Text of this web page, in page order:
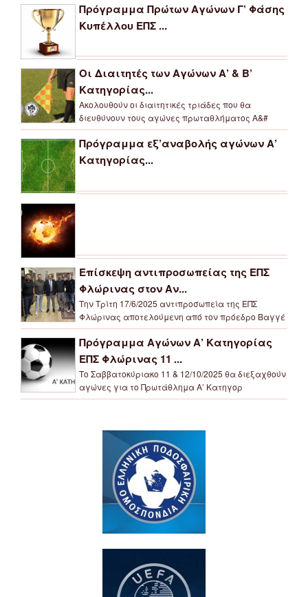
Πρόγραμμα Πρώτων Αγώνων Γ’ Φάσης
Κυπέλλου ΕΠΣ ...
Οι Διαιτητές των Αγώνων Α’ & Β’
Κατηγορίας...
Ακολουθούν οι διαιτητικές τριάδες που θα
διευθύνουν τους αγώνες πρωταθλήματος Α&#
Πρόγραμμα εξ’αναβολής αγώνων Α’
Κατηγορίας...
Επίσκεψη αντιπροσωπείας της ΕΠΣ
Φλώρινας στον Αν...
Την Τρίτη 17/6/2025 αντιπροσωπεία της ΕΠΣ
Φλώρινας αποτελούμενη από τον πρόεδρο Βαγγέ
Πρόγραμμα Αγώνων Α’ Κατηγορίας
ΕΠΣ Φλώρινας 11 ...
Το Σαββατοκύριακο 11 & 12/10/2025 θα διεξαχθούν
αγώνες για το Πρωτάθλημα Α’ Κατηγορ